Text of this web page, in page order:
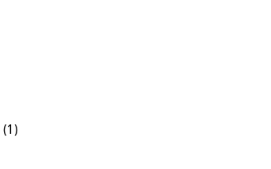
(1)